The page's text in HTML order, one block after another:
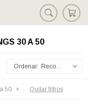
30 A 50
Recomendados
50 Quitar filtros